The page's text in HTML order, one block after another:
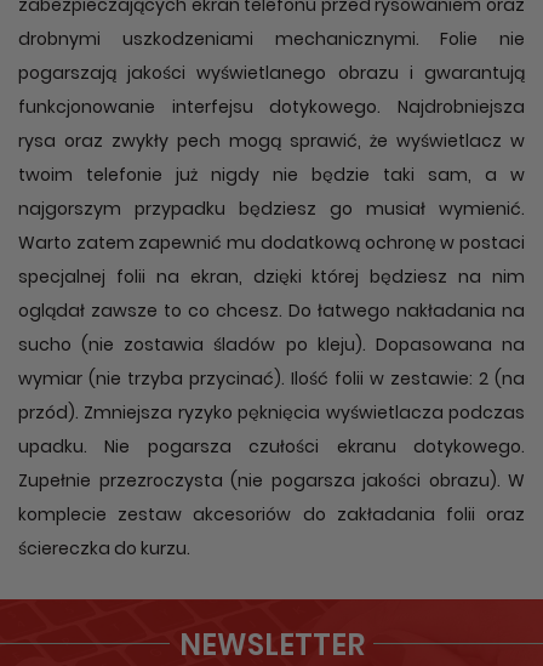
zabezpieczających ekran telefonu przed rysowaniem oraz
drobnymi uszkodzeniami mechanicznymi. Folie nie
pogarszają jakości wyświetlanego obrazu i gwarantują
funkcjonowanie interfejsu dotykowego. Najdrobniejsza
rysa oraz zwykły pech mogą sprawić, że wyświetlacz w
twoim telefonie już nigdy nie będzie taki sam, a w
najgorszym przypadku będziesz go musiał wymienić.
Warto zatem zapewnić mu dodatkową ochronę w postaci
specjalnej folii na ekran, dzięki której będziesz na nim
oglądał zawsze to co chcesz. Do łatwego nakładania na
sucho (nie zostawia śladów po kleju). Dopasowana na
wymiar (nie trzyba przycinać). Ilość folii w zestawie: 2 (na
przód). Zmniejsza ryzyko pęknięcia wyświetlacza podczas
upadku. Nie pogarsza czułości ekranu dotykowego.
Zupełnie przezroczysta (nie pogarsza jakości obrazu). W
komplecie zestaw akcesoriów do zakładania folii oraz
ściereczka do kurzu.
NEWSLETTER